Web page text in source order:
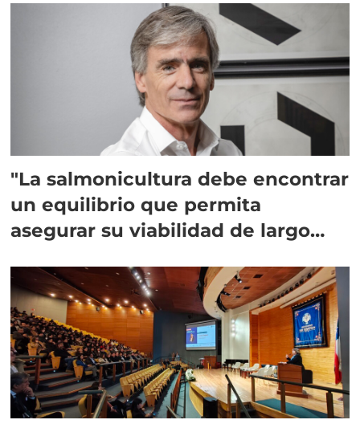
"La salmonicultura debe encontrar
un equilibrio que permita
asegurar su viabilidad de largo